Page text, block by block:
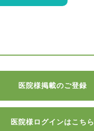
医院様掲載のご登録
医院様ログインはこちら